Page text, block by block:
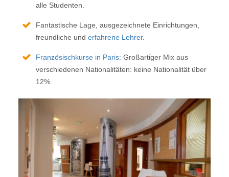
alle Studenten.
Fantastische Lage, ausgezeichnete Einrichtungen,
freundliche und erfahrene Lehrer.
Französischkurse in Paris: Großartiger Mix aus
verschiedenen Nationalitäten: keine Nationalität über
12%.